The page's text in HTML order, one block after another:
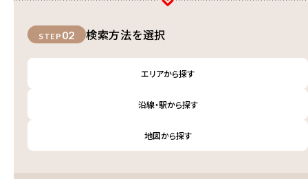
STEP 02 検索方法を選択
エリアから探す
沿線・駅から探す
地図から探す